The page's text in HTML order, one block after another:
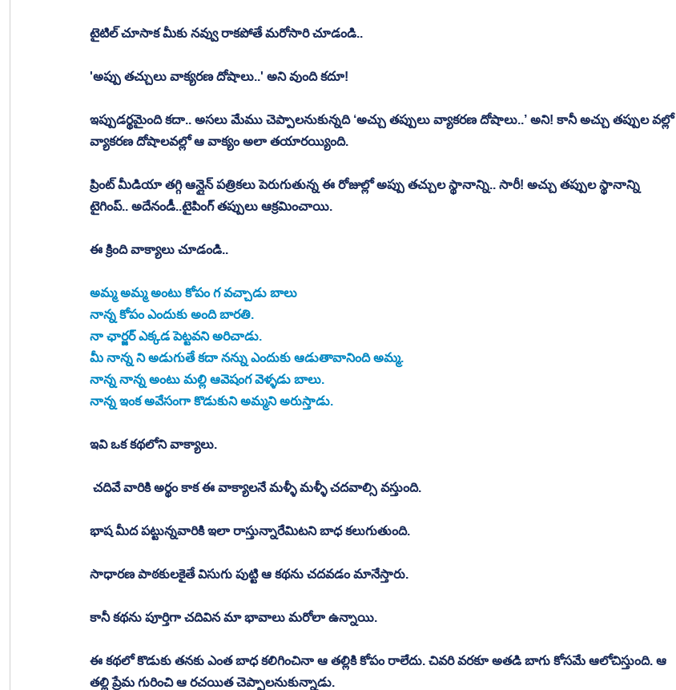
టైటిల్ చూసాక మీకు నవ్వు రాకపోతే మరోసారి చూడండి..
'అప్పు తచ్చులు వాక్యరణ దోషాలు..' అని వుంది కదూ!
ఇప్పుడర్థమైంది కదా.. అసలు మేము చెప్పాలనుకున్నది ‘అచ్చు తప్పులు వ్యాకరణ దోషాలు..’ అని! కానీ అచ్చు తప్పుల వల్లో
వ్యాకరణ దోషాలవల్లో ఆ వాక్యం అలా తయారయ్యింది.
ప్రింట్ మీడియా తగ్గి ఆన్లైన్ పత్రికలు పెరుగుతున్న ఈ రోజుల్లో అప్పు తచ్చుల స్థానాన్ని.. సారీ! అచ్చు తప్పుల స్థానాన్ని
టైగింప్.. అదేనండీ..టైపింగ్ తప్పులు ఆక్రమించాయి.
ఈ క్రింది వాక్యాలు చూడండి..
అమ్మ అమ్మ అంటు కోపం గ వచ్చాడు బాలు
నాన్న కోపం ఎందుకు అంది బారతి.
నా ఛార్జర్ ఎక్కడ పెట్టవని అరిచాడు.
మీ నాన్న ని అడుగుతే కదా నన్ను ఎందుకు ఆడుతావానింది అమ్మ.
నాన్న నాన్న అంటు మల్లి ఆవెషంగ వెళ్ళడు బాలు.
నాన్న ఇంక అవేసంగా కొడుకుని అమ్మని అరుస్తాడు.
ఇవి ఒక కథలోని వాక్యాలు.
చదివే వారికి అర్థం కాక ఈ వాక్యాలనే మళ్ళీ మళ్ళీ చదవాల్సి వస్తుంది.
భాష మీద పట్టున్నవారికి ఇలా రాస్తున్నారేమిటని బాధ కలుగుతుంది.
సాధారణ పాఠకులకైతే విసుగు పుట్టి ఆ కథను చదవడం మానేస్తారు.
కానీ కథను పూర్తిగా చదివిన మా భావాలు మరోలా ఉన్నాయి.
ఈ కథలో కొడుకు తనకు ఎంత బాధ కలిగించినా ఆ తల్లికి కోపం రాలేదు. చివరి వరకూ అతడి బాగు కోసమే ఆలోచిస్తుంది. ఆ
తల్లి ప్రేమ గురించి ఆ రచయిత చెప్పాలనుకున్నాడు.